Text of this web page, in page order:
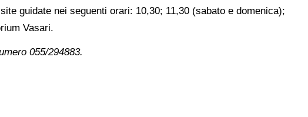
guidate nei seguenti orari: 10,30; 11,30 (sabato e domenica);
Vasari.
055/294883.